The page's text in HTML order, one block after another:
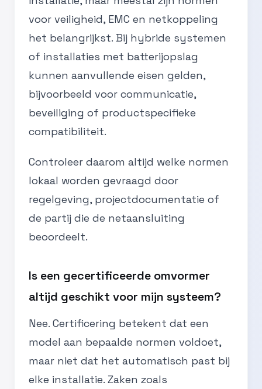
voor veiligheid, EMC en netkoppeling
het belangrijkst. Bij hybride systemen
of installaties met batterijopslag
kunnen aanvullende eisen gelden,
bijvoorbeeld voor communicatie,
beveiliging of productspecifieke
compatibiliteit.
Controleer daarom altijd welke normen
lokaal worden gevraagd door
regelgeving, projectdocumentatie of
de partij die de netaansluiting
beoordeelt.
Is een gecertificeerde omvormer
altijd geschikt voor mijn systeem?
Nee. Certificering betekent dat een
model aan bepaalde normen voldoet,
maar niet dat het automatisch past bij
elke installatie. Zaken zoals